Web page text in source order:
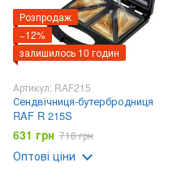
Розпродаж
−12%
залишилось 10 годин
Артикул: RAF215
Сендвічниця-бутербродниця
RAF R 215S
631 грн 718 грн
Оптові ціни